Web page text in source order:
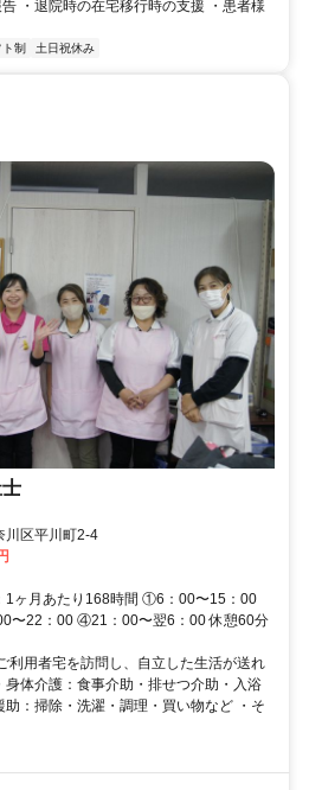
・退院時の在宅移行時の支援 ・患者様
制 土日祝休み
川区平川町2-4
1ヶ月あたり168時間 ①6：00〜15：00
22：00 ④21：00〜翌6：00 休憩60分
利用者宅を訪問し、自立した生活が送れ
身体介護：食事介助・排せつ介助・入浴
：掃除・洗濯・調理・買い物など ・そ